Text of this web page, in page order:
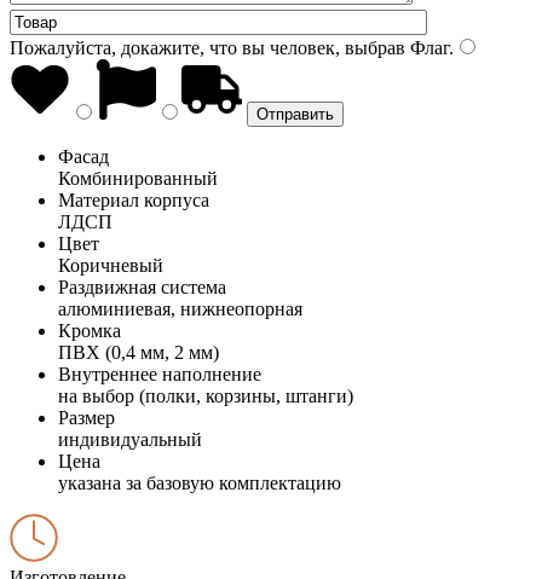
Пожалуйста, докажите, что вы человек, выбрав Флаг.
Фасад
Комбинированный
Материал корпуса
ЛДСП
Цвет
Коричневый
Раздвижная система
алюминиевая, нижнеопорная
Кромка
ПВХ (0,4 мм, 2 мм)
Внутреннее наполнение
на выбор (полки, корзины, штанги)
Размер
индивидуальный
Цена
указана за базовую комплектацию